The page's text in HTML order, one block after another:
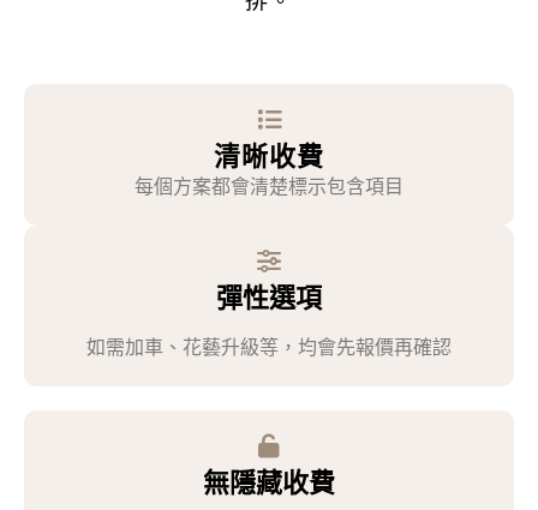
清晰收費
每個方案都會清楚標示包含項目
彈性選項
如需加車、花藝升級等，均會先報價再確認
無隱藏收費